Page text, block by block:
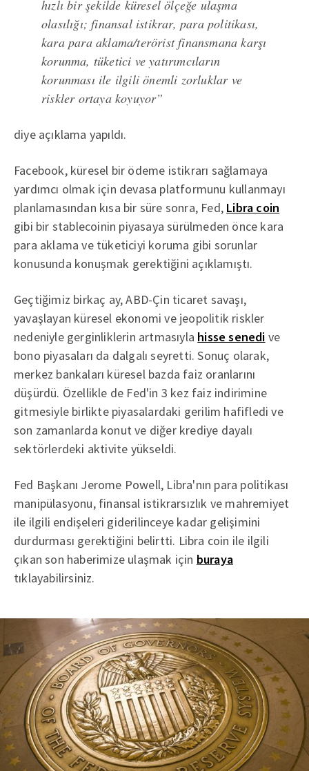
hızlı bir şekilde küresel ölçeğe ulaşma
olasılığı; finansal istikrar, para politikası,
kara para aklama/terörist finansmana karşı
korunma, tüketici ve yatırımcıların
korunması ile ilgili önemli zorluklar ve
riskler ortaya koyuyor”
diye açıklama yapıldı.
Facebook, küresel bir ödeme istikrarı sağlamaya
yardımcı olmak için devasa platformunu kullanmayı
planlamasından kısa bir süre sonra, Fed, Libra coin
gibi bir stablecoinin piyasaya sürülmeden önce kara
para aklama ve tüketiciyi koruma gibi sorunlar
konusunda konuşmak gerektiğini açıklamıştı.
Geçtiğimiz birkaç ay, ABD-Çin ticaret savaşı,
yavaşlayan küresel ekonomi ve jeopolitik riskler
nedeniyle gerginliklerin artmasıyla hisse senedi ve
bono piyasaları da dalgalı seyretti. Sonuç olarak,
merkez bankaları küresel bazda faiz oranlarını
düşürdü. Özellikle de Fed'in 3 kez faiz indirimine
gitmesiyle birlikte piyasalardaki gerilim hafifledi ve
son zamanlarda konut ve diğer krediye dayalı
sektörlerdeki aktivite yükseldi.
Fed Başkanı Jerome Powell, Libra'nın para politikası
manipülasyonu, finansal istikrarsızlık ve mahremiyet
ile ilgili endişeleri giderilinceye kadar gelişimini
durdurması gerektiğini belirtti. Libra coin ile ilgili
çıkan son haberimize ulaşmak için buraya
tıklayabilirsiniz.